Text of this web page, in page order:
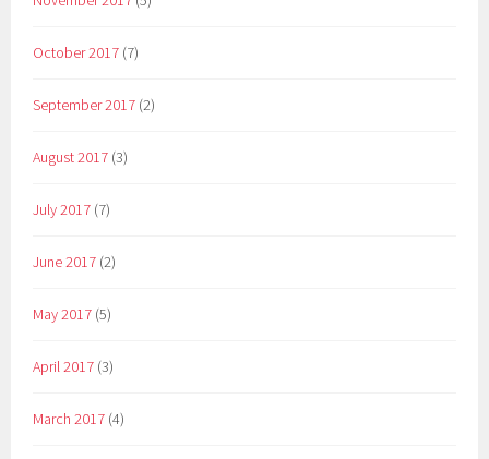
October 2017 (7)
September 2017 (2)
August 2017 (3)
July 2017 (7)
June 2017 (2)
May 2017 (5)
April 2017 (3)
March 2017 (4)